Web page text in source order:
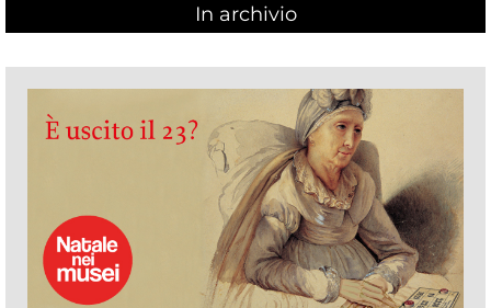
In archivio